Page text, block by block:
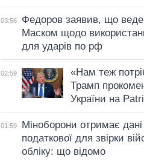
03:56
Федоров заявив, що веде
Маском щодо
для ударів по рф
02:59
«Нам теж
Трамп
України на
01:59
Міноборони отримає дані
податкової для звірки
обліку: що відомо